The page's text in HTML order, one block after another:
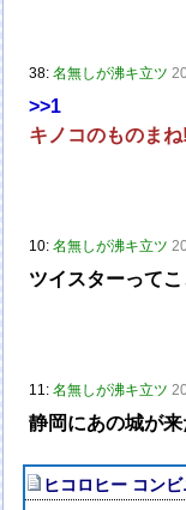
38:名無しが沸キ立ツ
>>1
キノコのものまね!
10:名無しが沸キ立ツ
ツイスターってこ
11:名無しが沸キ立ツ
静岡にあの城が
ヒコロヒー コン